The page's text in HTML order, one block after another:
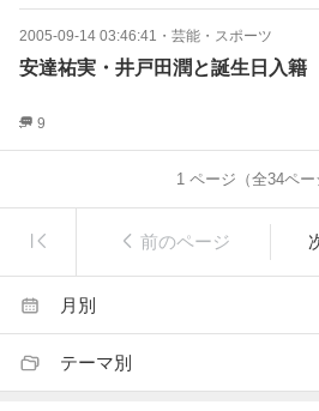
2005-09-14 03:46:41 ・ 芸能・スポーツ
安達祐実・井戸田潤と誕生日入籍
9
1ページ（全34ペー
前のページ
月別
テーマ別